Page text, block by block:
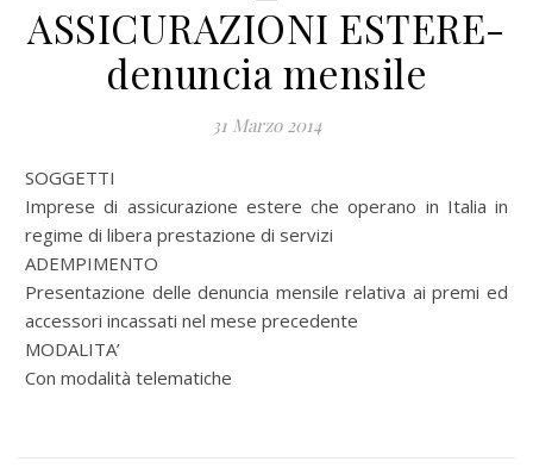
ASSICURAZIONI ESTERE-
denuncia mensile
31 Marzo 2014
SOGGETTI
Imprese di assicurazione estere che operano in Italia in
regime di libera prestazione di servizi
ADEMPIMENTO
Presentazione delle denuncia mensile relativa ai premi ed
accessori incassati nel mese precedente
MODALITA’
Con modalità telematiche